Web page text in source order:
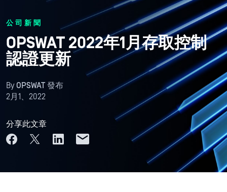
公司新聞
OPSWAT 2022年1月存取控制
認證更新
ByOPSWAT 發布
2月1、2022
分享此文章